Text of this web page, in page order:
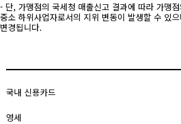
- 단, 가맹점의 국세청 매출신고 결과에 따라 가맹
중소 하위사업자로서의 지위 변동이 발생할 수 있
변경됩니다.
국내 신용카드
영세